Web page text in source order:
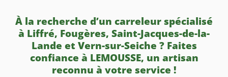
À la recherche d’un carreleur spécialisé
à Liffré, Fougères, Saint-Jacques-de-la-
Lande et Vern-sur-Seiche ? Faites
confiance à LEMOUSSE, un artisan
reconnu à votre service !